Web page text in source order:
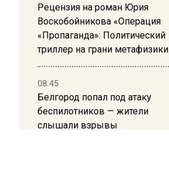
Рецензия на роман Юрия
Воскобойникова «Операция
«Пропаганда»: Политический
триллер на грани метафизики
08:45
Белгород попал под атаку
беспилотников — жители
слышали взрывы